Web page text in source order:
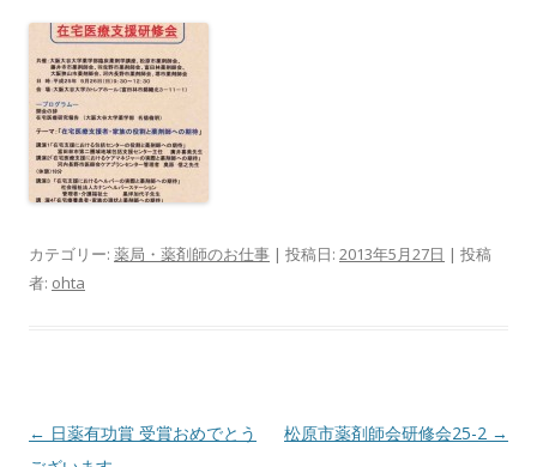
カテゴリー: 薬局・薬剤師のお仕事 | 投稿日: 2013年5月27日 | 投稿
者: ohta
投
← 日薬有功賞 受賞おめでとう
松原市薬剤師会研修会25-2 →